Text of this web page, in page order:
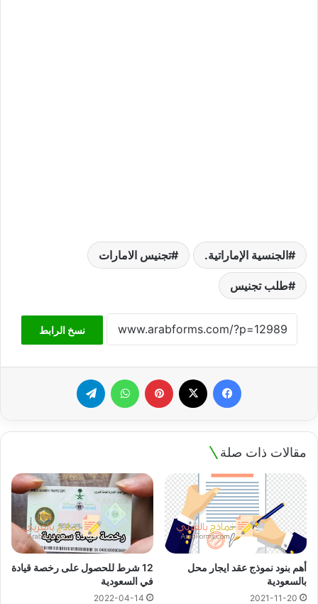
الجنسية الإماراتية. تجنيس الامارات
طلب تجنيس
نسخ الرابط
فيسبوك بينتيريست واتساب
مقالات ذات صلة
أهم بنود نموذج عقد ايجار محل
بالسعودية
2021-11-20
12 شرط للحصول على رخصة قيادة
في السعودية
2022-04-14